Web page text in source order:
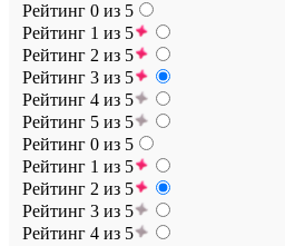
Рейтинг 0 из 5
Рейтинг 1 из 5
Рейтинг 2 из 5
Рейтинг 3 из 5
Рейтинг 4 из 5
Рейтинг 5 из 5
Рейтинг 0 из 5
Рейтинг 1 из 5
Рейтинг 2 из 5
Рейтинг 3 из 5
Рейтинг 4 из 5